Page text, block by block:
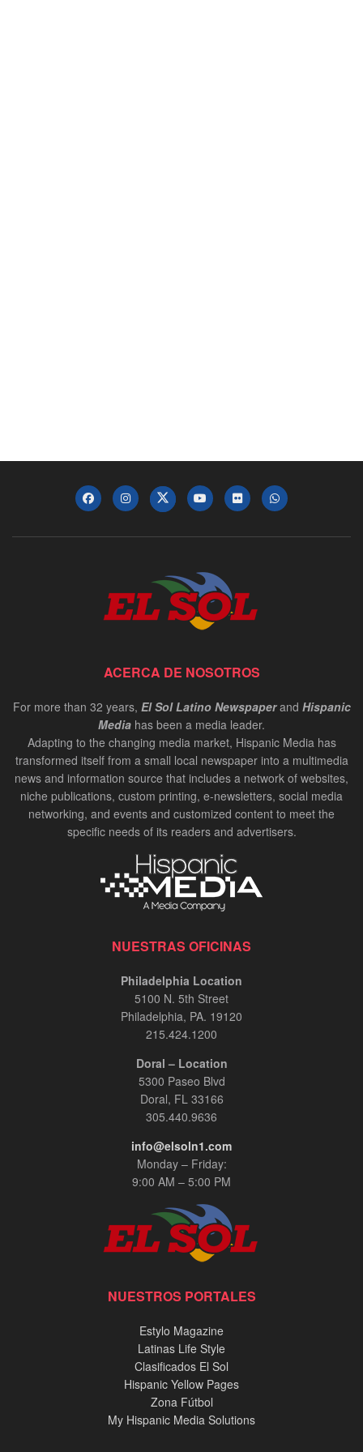
ACERCA DE NOSOTROS
For more than 32 years, El Sol Latino Newspaperand Hispanic
Media has been a media leader.
Adapting to the changing media market, Hispanic Media has
transformed itself from a small local newspaper into a multimedia
news and information source that includes a network of websites,
niche publications, custom printing, e-newsletters, social media
networking, and events and customized content to meet the
specific needs of its readers and advertisers.
NUESTRAS OFICINAS
Philadelphia Location
5100 N. 5th Street
Philadelphia, PA. 19120
215.424.1200
Doral – Location
5300 Paseo Blvd
Doral, FL 33166
305.440.9636
info@elsoln1.com
Monday – Friday:
9:00 AM – 5:00 PM
NUESTROS PORTALES
Estylo Magazine
Latinas Life Style
Clasificados El Sol
Hispanic Yellow Pages
Zona Fútbol
My Hispanic Media Solutions